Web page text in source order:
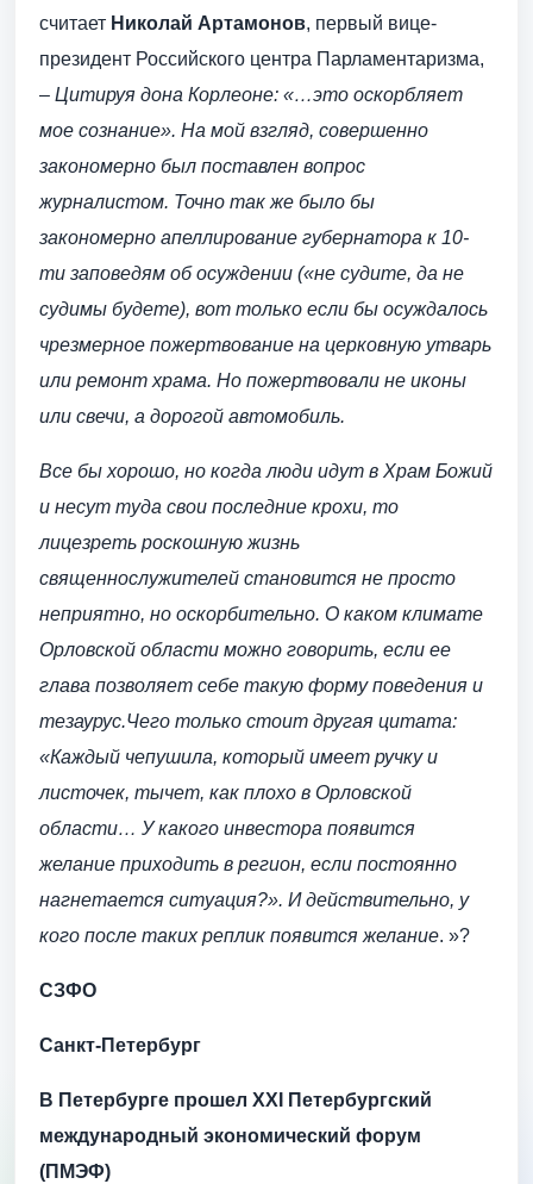
считает Николай Артамонов, первый вице-
президент Российского центра Парламентаризма,
– Цитируя дона Корлеоне: «…это оскорбляет
мое сознание». На мой взгляд, совершенно
закономерно был поставлен вопрос
журналистом. Точно так же было бы
закономерно апеллирование губернатора к 10-
ти заповедям об осуждении («не судите, да не
судимы будете), вот только если бы осуждалось
чрезмерное пожертвование на церковную утварь
или ремонт храма. Но пожертвовали не иконы
или свечи, а дорогой автомобиль.
Все бы хорошо, но когда люди идут в Храм Божий
и несут туда свои последние крохи, то
лицезреть роскошную жизнь
священнослужителей становится не просто
неприятно, но оскорбительно. О каком климате
Орловской области можно говорить, если ее
глава позволяет себе такую форму поведения и
тезаурус.Чего только стоит другая цитата:
«Каждый чепушила, который имеет ручку и
листочек, тычет, как плохо в Орловской
области… У какого инвестора появится
желание приходить в регион, если постоянно
нагнетается ситуация?». И действительно, у
кого после таких реплик появится желание. »?
СЗФО
Санкт-Петербург
В Петербурге прошел XXI Петербургский
международный экономический форум
(ПМЭФ)